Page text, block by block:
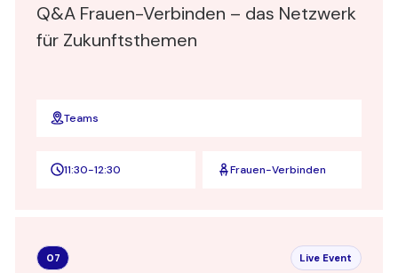
Q&A Frauen-Verbinden – das Netzwerk
für Zukunftsthemen
Teams
11:30-12:30 Frauen-Verbinden
07 Live Event